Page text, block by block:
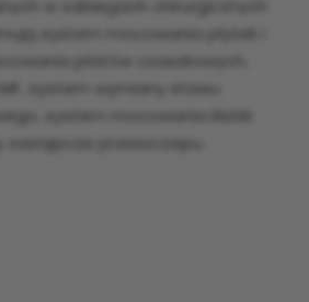
zastępcze przeszczepu